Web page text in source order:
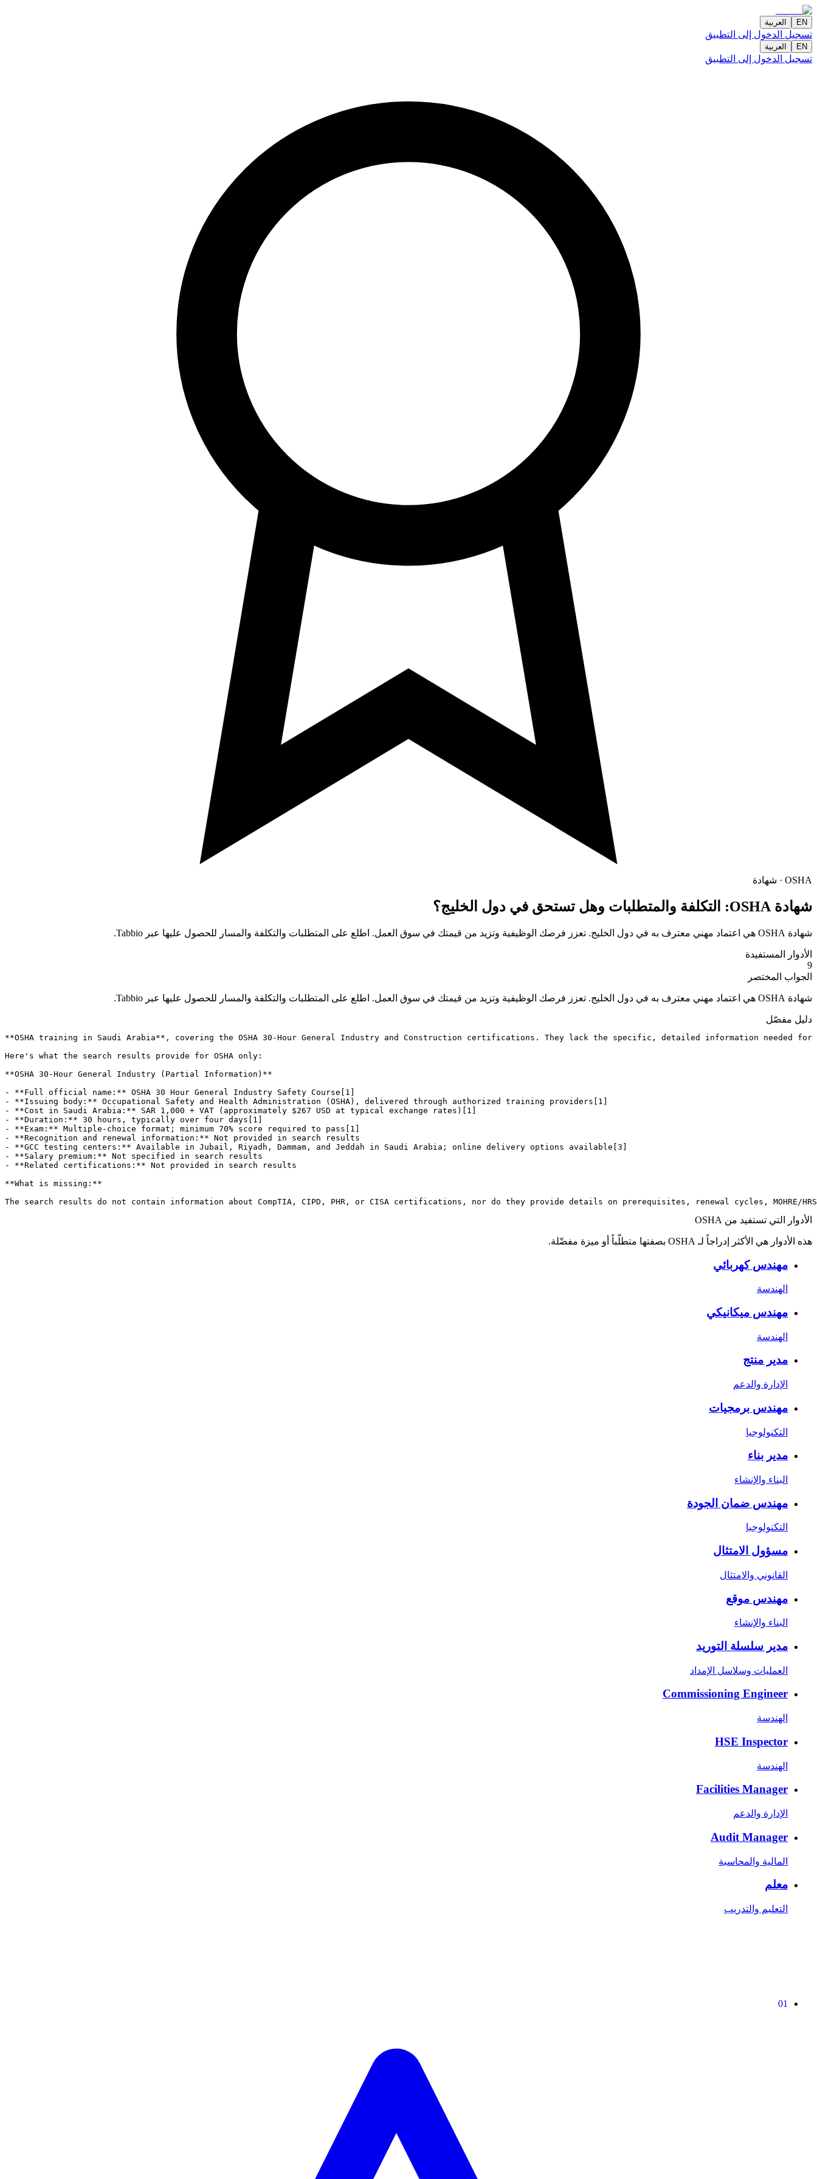
EN العربية
تسجيل الدخول إلى التطبيق
EN العربية
تسجيل الدخول إلى التطبيق
OSHA · شهادة
شهادة OSHA: التكلفة والمتطلبات وهل تستحق في دول الخليج؟
شهادة OSHA هي اعتماد مهني معترف به في دول الخليج. تعزز فرصك الوظيفية وتزيد من قيمتك في سوق العمل. اطلع على المتطلبات والتكلفة والمسار للحصول عليها عبر Tabbio.
الأدوار المستفيدة
9
الجواب المختصر
شهادة OSHA هي اعتماد مهني معترف به في دول الخليج. تعزز فرصك الوظيفية وتزيد من قيمتك في سوق العمل. اطلع على المتطلبات والتكلفة والمسار للحصول عليها عبر Tabbio.
دليل مفصّل
**OSHA training in Saudi Arabia**, covering the OSHA 30-Hour General Industry and Construction certifications. They lack the specific, detailed information needed
Here's what the search results provide for OSHA only:
**OSHA 30-Hour General Industry (Partial Information)**
- **Full official name:** OSHA 30 Hour General Industry Safety Course[1]
- **Issuing body:** Occupational Safety and Health Administration (OSHA), delivered through authorized training providers[1]
- **Cost in Saudi Arabia:** SAR 1,000 + VAT (approximately $267 USD at typical exchange rates)[1]
- **Duration:** 30 hours, typically over four days[1]
- **Exam:** Multiple-choice format; minimum 70% score required to pass[1]
- **Recognition and renewal information:** Not provided in search results
- **GCC testing centers:** Available in Jubail, Riyadh, Dammam, and Jeddah in Saudi Arabia; online delivery options available[3]
- **Salary premium:** Not specified in search results
- **Related certifications:** Not provided in search results
**What is missing:**
The search results do not contain information about CompTIA, CIPD, PHR, or CISA certifications, nor do they provide details on prerequisites, renewal cycles,
الأدوار التي تستفيد من OSHA
هذه الأدوار هي الأكثر إدراجاً لـ OSHA بصفتها متطلّباً أو ميزة مفضّلة.
مهندس كهربائي
الهندسة
مهندس ميكانيكي
الهندسة
مدير منتج
الإدارة والدعم
مهندس برمجيات
التكنولوجيا
مدير بناء
البناء والإنشاء
مهندس ضمان الجودة
التكنولوجيا
مسؤول الامتثال
القانوني والامتثال
مهندس موقع
البناء والإنشاء
مدير سلسلة التوريد
العمليات وسلاسل الإمداد
Commissioning Engineer
الهندسة
HSE Inspector
الهندسة
Facilities Manager
الإدارة والدعم
Audit Manager
المالية والمحاسبة
معلم
التعليم والتدريب
01